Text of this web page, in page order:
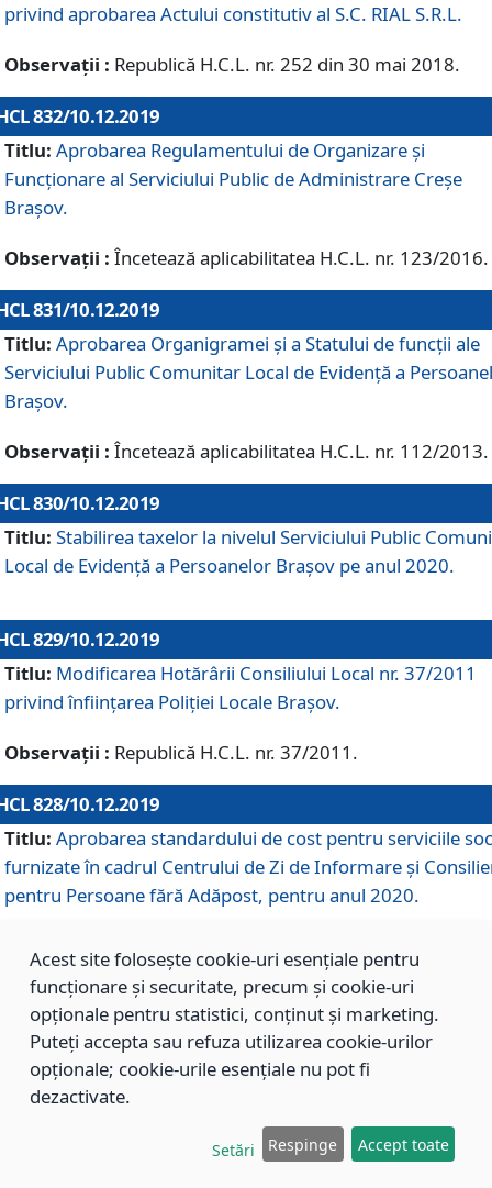
privind aprobarea Actului constitutiv al S.C. RIAL S.R.L.
Observații : Republică H.C.L. nr. 252 din 30 mai 2018.
832/10.12.2019
Titlu: Aprobarea Regulamentului de Organizare și
Funcționare al Serviciului Public de Administrare Creșe
Brașov.
Observații : Încetează aplicabilitatea H.C.L. nr. 123/2016.
831/10.12.2019
Titlu: Aprobarea Organigramei și a Statului de funcții ale
Serviciului Public Comunitar Local de Evidență a
Brașov.
Observații : Încetează aplicabilitatea H.C.L. nr. 112/2013.
830/10.12.2019
Titlu: Stabilirea taxelor la nivelul Serviciului Public
Local de Evidenţă a Persoanelor Braşov pe anul 2020.
829/10.12.2019
Titlu: Modificarea Hotărârii Consiliului Local nr. 37/2011
privind înființarea Poliției Locale Brașov.
Observații : Republică H.C.L. nr. 37/2011.
828/10.12.2019
Titlu: Aprobarea standardului de cost pentru serviciile
furnizate în cadrul Centrului de Zi de Informare și
pentru Persoane fără Adăpost, pentru anul 2020.
827/10.12.2019
Aprobarea standardului de cost pentru serviciile
furnizate în cadrul Centrului Rezidențial pentru Persoane
Adăpost, pentru anul 2020.
Aprobarea standardului de cost pentru serviciile
Acest site folosește cookie-uri esențiale pentru
funcționare și securitate, precum și cookie-uri
opționale pentru statistici, conținut și marketing.
Puteți accepta sau refuza utilizarea cookie-urilor
opționale; cookie-urile esențiale nu pot fi
dezactivate.
Setări Respinge Accept toate